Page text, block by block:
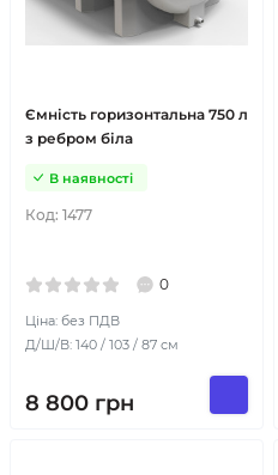
Ємність горизонтальна 750 л
з ребром біла
Код: 1477
В наявності
0
Ціна: без ПДВ
Д/Ш/В: 140 / 103 / 87 см
8 800 грн